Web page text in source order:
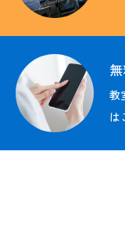
入会のご案内
教室の検索
教
は